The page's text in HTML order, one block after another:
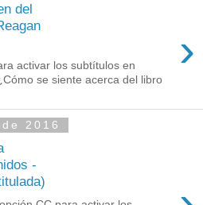
del
›
activar los subtítulos en
se siente acerca del libro
2016
-